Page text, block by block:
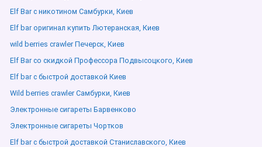
Elf Bar с никотином Самбурки, Киев
Elf bar оригинал купить Лютеранская, Киев
wild berries crawler Печерск, Киев
Elf Bar со скидкой Профессора Подвысоцкого, Киев
Elf bar с быстрой доставкой Киев
Wild berries crawler Самбурки, Киев
Электронные сигареты Барвенково
Электронные сигареты Чортков
Elf bar с быстрой доставкой Станиславского, Киев